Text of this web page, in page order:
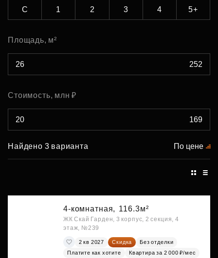
С 1 2 3 4 5+
Площадь, м²
Стоимость, млн ₽
Найдено 3 варианта По цене
4-комнатная, 116.3м²
ЖК Скай Гарден, 3 корпус, 2 секция, 4
этаж, №239
2 кв 2027 Скидка
Без отделки
Платите как хотите
Квартира за 2 000 ₽/мес